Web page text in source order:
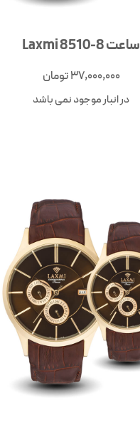
ساعت Laxmi 8510-8
37,000,000تومان
در انبار موجود نمی باشد